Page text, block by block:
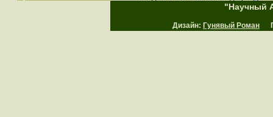
"Научный
Дизайн: Гунявый Роман